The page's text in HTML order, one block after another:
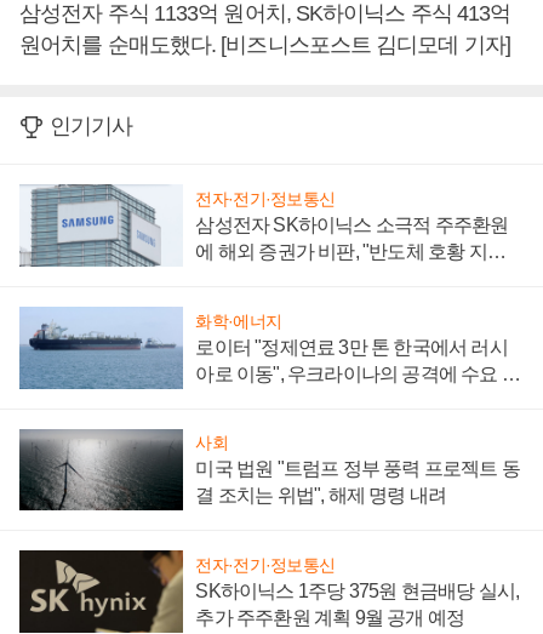
삼성전자 주식 1133억 원어치, SK하이닉스 주식 413억
원어치를 순매도했다. [비즈니스포스트 김디모데 기자]
인기기사
전자·전기·정보통신
삼성전자 SK하이닉스 소극적 주주환원
에 해외 증권가 비판, "반도체 호황 지속
화학·에너지
로이터 "정제연료 3만 톤 한국에서 러시
아로 이동", 우크라이나의 공격에 수요 늘
사회
미국 법원 "트럼프 정부 풍력 프로젝트 동
결 조치는 위법", 해제 명령 내려
전자·전기·정보통신
SK하이닉스 1주당 375원 현금배당 실시,
추가 주주환원 계획 9월 공개 예정